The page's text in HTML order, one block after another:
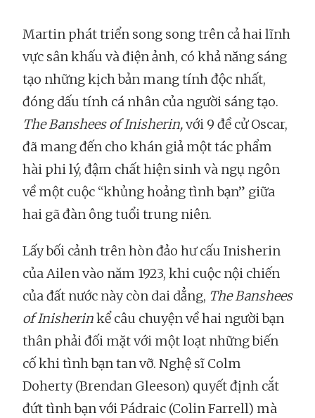
Martin phát triển song song trên cả hai lĩnh
vực sân khấu và điện ảnh, có khả năng sáng
tạo những kịch bản mang tính độc nhất,
đóng dấu tính cá nhân của người sáng tạo.
The Banshees of Inisherin,với 9 đề cử Oscar,
đã mang đến cho khán giả một tác phẩm
hài phi lý, đậm chất hiện sinh và ngụ ngôn
về một cuộc “khủng hoảng tình bạn” giữa
hai gã đàn ông tuổi trung niên.
Lấy bối cảnh trên hòn đảo hư cấu Inisherin
của Ailen vào năm 1923, khi cuộc nội chiến
của đất nước này còn dai dẳng, The Banshees
of Inisherinkể câu chuyện về hai người bạn
thân phải đối mặt với một loạt những biến
cố khi tình bạn tan vỡ. Nghệ sĩ Colm
Doherty (Brendan Gleeson) quyết định cắt
đứt tình bạn với Pádraic (Colin Farrell) mà